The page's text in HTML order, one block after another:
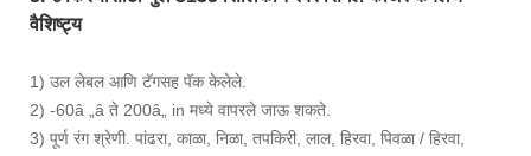
वैशिष्ट्य
1) उल लेबल आणि टॅगसह पॅक केलेले.
2) -60â „â ते 200â„ in मध्ये वापरले जाऊ शकते.
3) पूर्ण रंग श्रेणी. पांढरा, काळा, निळा, तपकिरी, लाल, हिरवा, पिवळा / हिरवा,